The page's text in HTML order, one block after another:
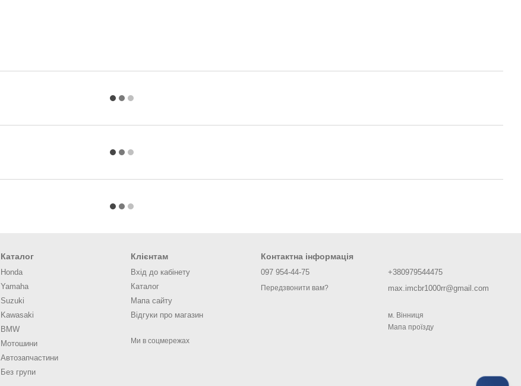
Каталог
Honda
Yamaha
Suzuki
Kawasaki
BMW
Мотошини
Автозапчастини
Без групи
Клієнтам
Вхід до кабінету
Каталог
Мапа сайту
Відгуки про магазин
Ми в соцмережах
Контактна інформація
097 954-44-75
Передзвонити вам?
+380979544475
max.imcbr1000rr@gmail.com
м. Вiнниця
Мапа проїзду